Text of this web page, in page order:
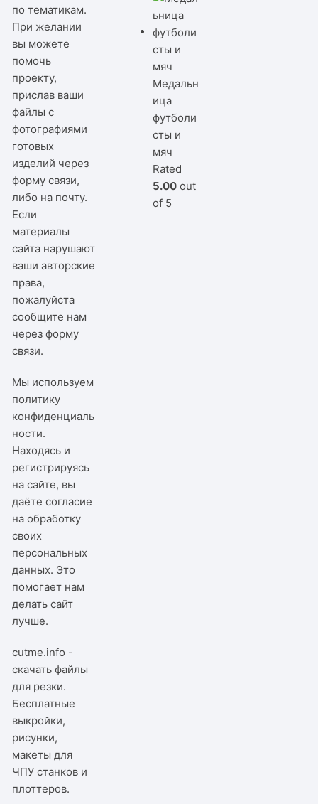
по тематикам.
При желании
вы можете
помочь
проекту,
прислав ваши
файлы с
фотографиями
готовых
изделий через
форму связи,
либо на почту.
Если
материалы
сайта нарушают
ваши авторские
права,
пожалуйста
сообщите нам
черезформу
связи.
Мы используем
политику
конфиденциаль
ности.
Находясь и
регистрируясь
на сайте, вы
даёте согласие
на обработку
своих
персональных
данных. Это
помогает нам
делать сайт
лучше.
Медальн
ица
футболи
сты и
мяч
Rated
5.00 out
of 5
cutme.info -
скачать файлы
для резки.
Бесплатные
выкройки,
рисунки,
макеты для
ЧПУ станков и
плоттеров.